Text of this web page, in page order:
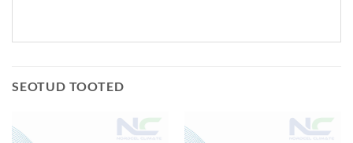
SEOTUD TOOTED